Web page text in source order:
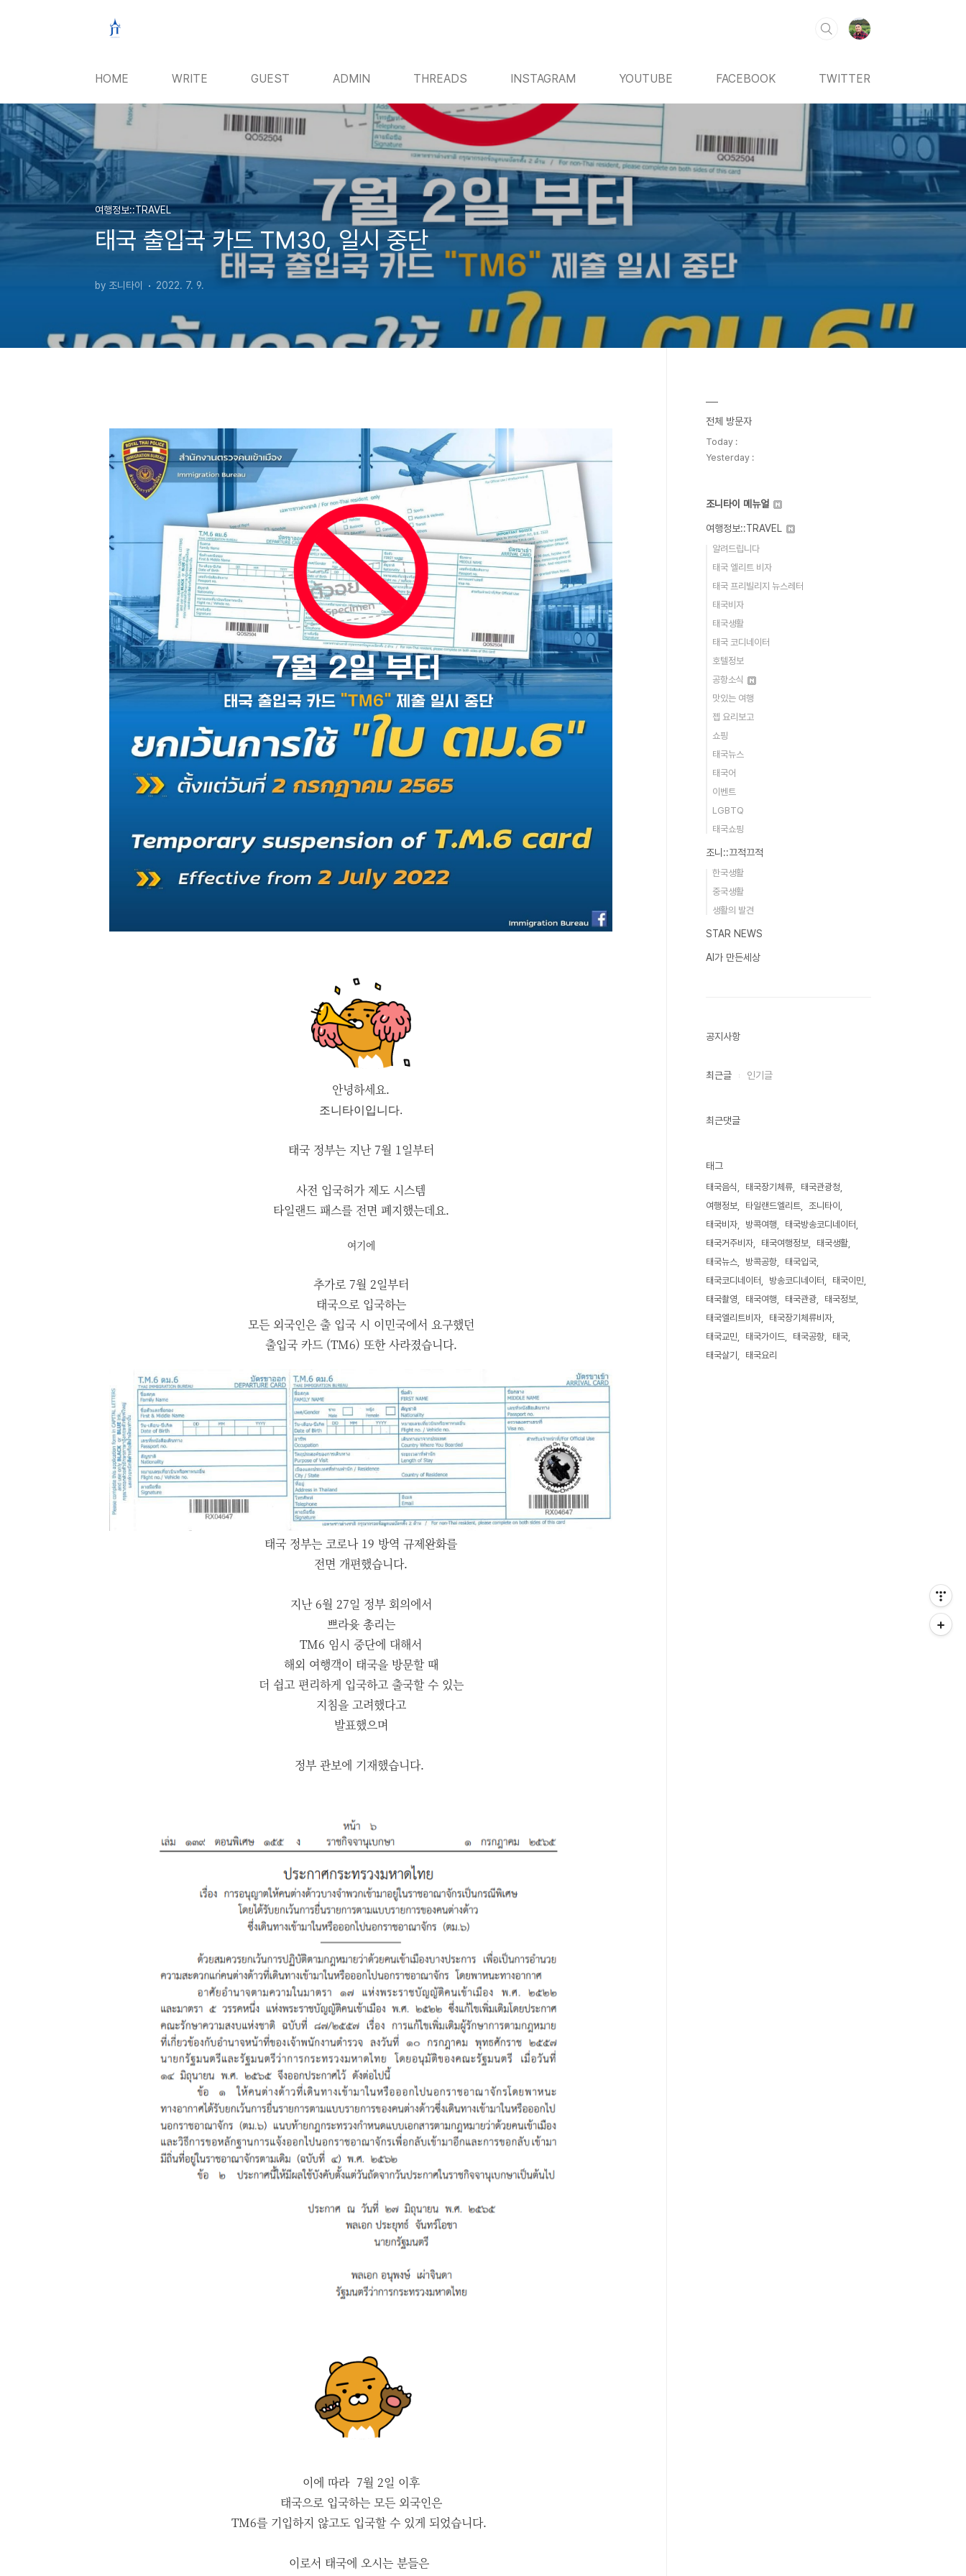
HOME WRITE GUEST ADMIN THREADS INSTAGRAM YOUTUBE FACEBOOK TWITTER
여행정보::TRAVEL
태국 출입국 카드 TM30, 일시 중단
by 조니타이 2022. 7. 9.
안녕하세요.
조니타이입니다.
태국 정부는 지난 7월 1일부터
사전 입국허가 제도 시스템
타일랜드 패스를 전면 폐지했는데요.
여기에
추가로 7월 2일부터
태국으로 입국하는
모든 외국인은 출 입국 시 이민국에서 요구했던
출입국 카드 (TM6) 또한 사라졌습니다.
태국 정부는 코로나 19 방역 규제완화를
전면 개편했습니다.
지난 6월 27일 정부 회의에서
쁘라윳 총리는
TM6 임시 중단에 대해서
해외 여행객이 태국을 방문할 때
더 쉽고 편리하게 입국하고 출국할 수 있는
지침을 고려했다고
발표했으며
정부 관보에 기재했습니다.
이에 따라 7월 2일 이후
태국으로 입국하는 모든 외국인은
TM6를 기입하지 않고도 입국할 수 있게 되었습니다.
이로서 태국에 오시는 분들은
전체 방문자
Today :
Yesterday :
조니타이 메뉴얼
여행정보::TRAVEL
알려드립니다
태국 엘리트 비자
태국 프리빌리지 뉴스레터
태국비자
태국생활
태국 코디네이터
호텔정보
공항소식
맛있는 여행
젭 요리보고
쇼핑
태국뉴스
태국어
이벤트
LGBTQ
태국쇼핑
조니::끄적끄적
한국생활
중국생활
생활의 발견
STAR NEWS
AI가 만든세상
공지사항
최근글 인기글
최근댓글
태그
태국음식 태국장기체류
태국관광청
여행정보
타일랜드엘리트
조니타이
태국비자
방콕여행
태국방송코디네이터
태국거주비자
태국여행정보
태국생활
태국뉴스
방콕공항
태국입국
태국코디네이터
방송코디네이터
태국이민
태국촬영
태국여행 태국관광
태국정보
태국엘리트비자
태국장기체류비자
태국교민
태국가이드 태국공항
태국
태국살기
태국요리